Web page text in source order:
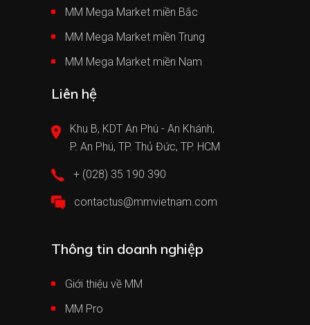
MM Mega Market miền Bắc
MM Mega Market miền Trung
MM Mega Market miền Nam
Liên hệ
Khu B, KDT An Phú - An Khánh,
P. An Phú, TP. Thủ Đức, TP. HCM
+ (028) 35 190 390
contactus@mmvietnam.com
Thông tin doanh nghiệp
Giới thiệu về MM
MM Pro